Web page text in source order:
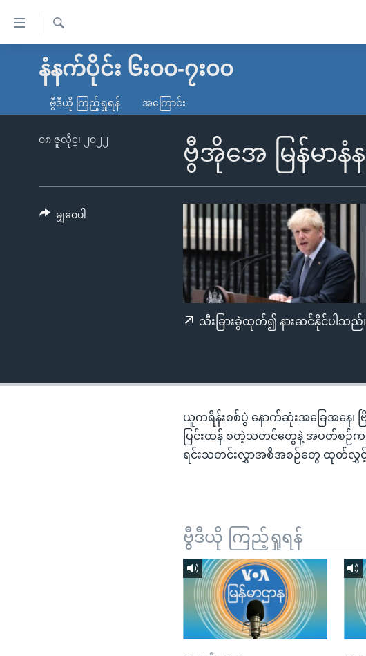
လွယ်ကူ
သည့်
ကျော်
မူလစာမျက်နှာ
ကမ္ဘာ့သတင်းများ
နိုင်ငံတကာ
တရုတ်
အစ္စရေး-ပါလက်စတိုင်း
ရပ်ဝန်းတခု လမ်းတခု အလွန်
အင်္ဂလိပ်စာလေ့လာမယ်
ရ
လာ
နံနက်ပိုင်း ၆း၀၀-၇း၀၀
ဗွီဒီယို ကြည့်ရှုရန် အကြောင်း
ဗွီအိုအေ မြန်မာနံ
၀၈ ဇူလိုင္၊ ၂၀၂၂
သီးခြားခွဲထုတ်၍ နားဆင်နိုင်ပါသည်
မျှဝေပါ
ယူကရိန်းစစ်ပွဲ နောက်ဆုံးအခြေအနေ၊
ပြင်းထန် စတဲ့သတင်တွေနဲ့ အပတ်စဉ်ကဏ္ဍ
ရင်းသတင်းလွှာအစီအစဉ်တွေ ထုတ်လွှင့်
ဗွီဒီယို ကြည့်ရှုရန်